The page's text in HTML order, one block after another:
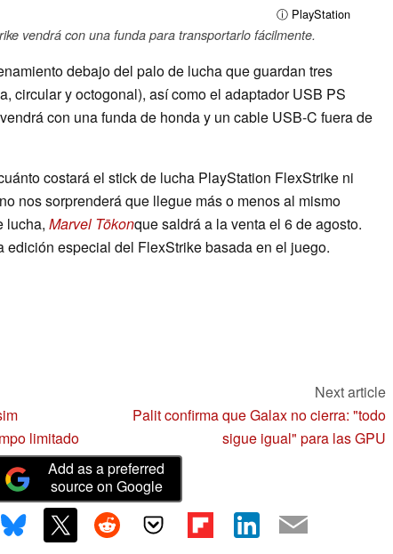
ⓘ PlayStation
vendrá con una funda para transportarlo fácilmente.
debajo del palo de lucha que guardan tres
circular y octogonal), así como el adaptador USB PS
con una funda de honda y un cable USB-C fuera de
costará el stick de lucha PlayStation FlexStrike ni
nos sorprenderá que llegue más o menos al mismo
lucha, Marvel Tōkonque saldrá a la venta el 6 de agosto.
edición especial del FlexStrike basada en el juego.
limitado
Next article
Palit confirma que Galax no cierra: "todo
sigue igual" para las GPU
Add as a preferred
source on Google